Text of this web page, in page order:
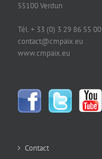
55100 Verdun
Tél. + 33 (0) 3 29 86 55 00
contact@cmpaix.eu
www.cmpaix.eu
Contact